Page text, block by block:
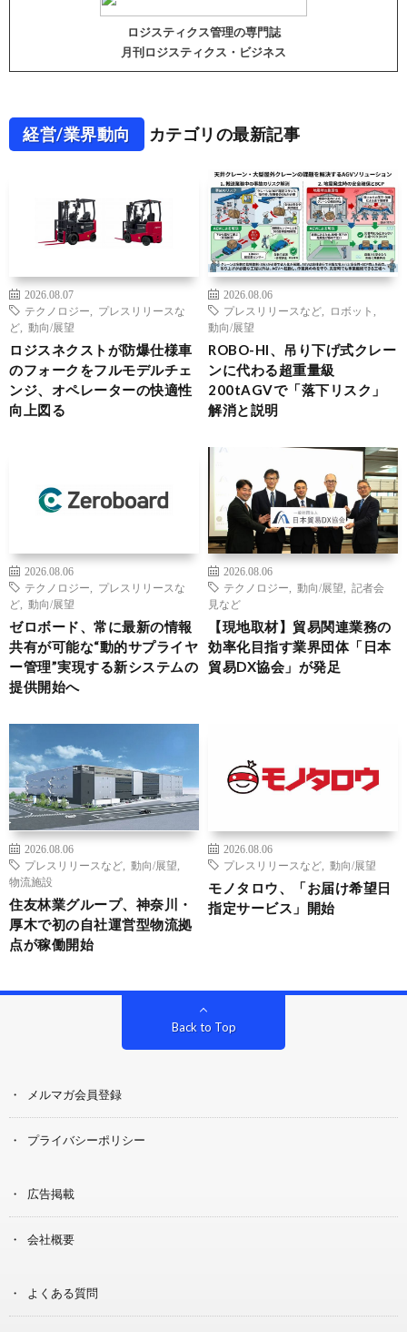
ロジスティクス管理の専門誌
月刊ロジスティクス・ビジネス
経営/業界動向 カテゴリの最新記事
2026.08.07
テクノロジー
プレスリリースな
ど
動向/展望
ロジスネクストが防爆仕様車
のフォークをフルモデルチェ
ンジ、オペレーターの快適性
向上図る
2026.08.06
プレスリリースなど
ロボット
動向/展望
ROBO-HI、吊り下げ式クレー
ンに代わる超重量級
200tAGVで「落下リスク」
解消と説明
2026.08.06
テクノロジー
プレスリリースな
ど
動向/展望
ゼロボード、常に最新の情報
共有が可能な“動的サプライヤ
ー管理”実現する新システムの
提供開始へ
2026.08.06
テクノロジー
動向/展望
記者会
見など
【現地取材】貿易関連業務の
効率化目指す業界団体「日本
貿易DX協会」が発足
2026.08.06
プレスリリースなど
動向/展望
物流施設
住友林業グループ、神奈川・
厚木で初の自社運営型物流拠
点が稼働開始
2026.08.06
プレスリリースなど
動向/展望
モノタロウ、「お届け希望日
指定サービス」開始
Back to Top
メルマガ会員登録
プライバシーポリシー
広告掲載
会社概要
よくある質問